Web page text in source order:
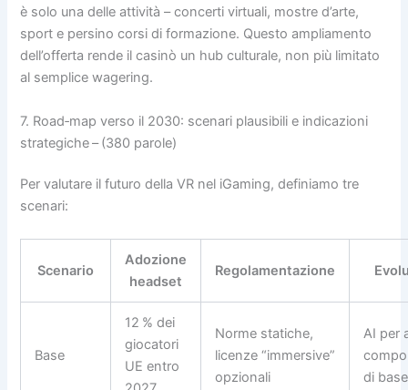
è solo una delle attività – concerti virtuali, mostre d’arte,
sport e persino corsi di formazione. Questo ampliamento
dell’offerta rende il casinò un hub culturale, non più limitato
al semplice wagering.
7. Road‑map verso il 2030: scenari plausibili e indicazioni
strategiche – (380 parole)
Per valutare il futuro della VR nel iGaming, definiamo tre
scenari:
Scenario
Adozione
headset
Regolamentazione
Base
12 % dei
giocatori
UE entro
Norme statiche,
licenze “immersive”
opzionali
AI per
di base